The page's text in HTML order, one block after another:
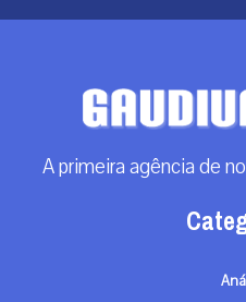
A primeira agência de